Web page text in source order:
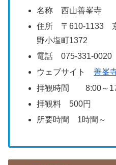
名称 西山善峯寺
住所 〒610-1133
野小塩町1372
電話 075-331-0020
ウェブサイト善峯
拝観時間 8:00～
拝観料 500円
所要時間 1時間～